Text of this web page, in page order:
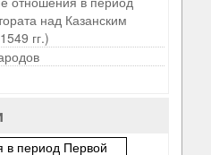
над Казанским
гг.)